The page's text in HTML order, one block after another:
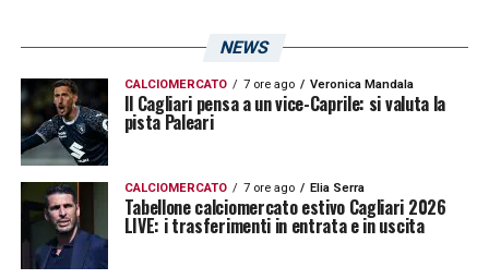
NEWS
CALCIOMERCATO 7 ore ago Veronica Mandala
Il Cagliari pensa a un vice-Caprile: si valuta la
pista Paleari
CALCIOMERCATO 7 ore ago Elia Serra
Tabellone calciomercato estivo Cagliari 2026
LIVE: i trasferimenti in entrata e in uscita